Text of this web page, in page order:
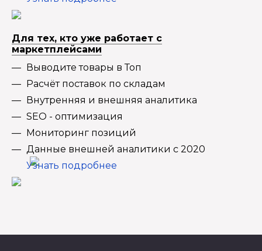
Для тех, кто уже работает с
маркетплейсами
Выводите товары в Топ
Расчёт поставок по складам
Внутренняя и внешняя аналитика
SEO - оптимизация
Мониторинг позиций
Данные внешней аналитики с 2020
Узнать подробнее